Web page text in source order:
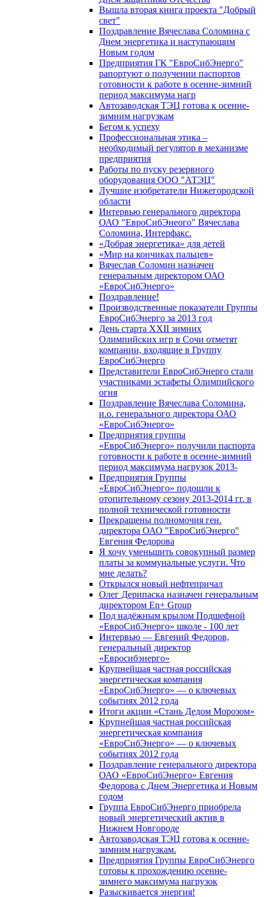
Вышла вторая книга проекта "Добрый
свет"
Поздравление Вячеслава Соломина с
Днем энергетика и наступающим
Новым годом
Предприятия ГК "ЕвроСибЭнерго"
рапортуют о получении паспортов
готовности к работе в осенне-зимний
период максимума нагр
Автозаводская ТЭЦ готова к осенне-
зимним нагрузкам
Бегом к успеху
Профессиональная этика –
необходимый регулятор в механизме
предприятия
Работы по пуску резервного
оборудования ООО "АТЭЦ"
Лучшие изобретатели Нижегородской
области
Интервью генерального директора
ОАО "ЕвроСибЭнеого" Вячеслава
Соломина, Интерфакс.
«Добрая энергетика» для детей
«Мир на кончиках пальцев»
Вячеслав Соломин назначен
генеральным директором ОАО
«ЕвроСибЭнерго»
Поздравление!
Производственные показатели Группы
ЕвроСибЭнерго за 2013 год
День старта XXII зимних
Олимпийских игр в Сочи отметят
компании, входящие в Группу
ЕвроСибЭнерго
Представители ЕвроСибЭнерго стали
участниками эстафеты Олимпийского
огня
Поздравление Вячеслава Соломина,
и.о. генерального директора ОАО
«ЕвроСибЭнерго»
Предприятия группы
«ЕвроСибЭнерго» получили паспорта
готовности к работе в осенне-зимний
период максимума нагрузок 2013-
Предприятия Группы
«ЕвроСибЭнерго» подошли к
отопительному сезону 2013-2014 гг. в
полной технической готовности
Прекращены полномочия ген.
директора ОАО "ЕвроСибЭнерго"
Евгения Федорова
Я хочу уменьшить совокупный размер
платы за коммунальные услуги. Что
мне делать?
Открылся новый нефтепричал
Олег Дерипаска назначен генеральным
директором En+ Group
Под надёжным крылом Подшефной
«ЕвроСибЭнерго» школе - 100 лет
Интервью — Евгений Федоров,
генеральный директор
«Евросибэнерго»
Крупнейшая частная российская
энергетическая компания
«ЕвроСибЭнерго» — о ключевых
событиях 2012 года
Итоги акции «Стань Дедом Морозом»
Крупнейшая частная российская
энергетическая компания
«ЕвроСибЭнерго» — о ключевых
событиях 2012 года
Поздравление генерального директора
ОАО «ЕвроСибЭнерго» Евгения
Федорова с Днем Энергетика и Новым
годом
Группа ЕвроСибЭнерго приобрела
новый энергетический актив в
Нижнем Новгороде
Автозаводская ТЭЦ готова к осенне-
зимним нагрузкам.
Предприятия Группы ЕвроСибЭнерго
готовы к прохождению осенне-
зимнего максимума нагрузок
Разыскивается энергия!